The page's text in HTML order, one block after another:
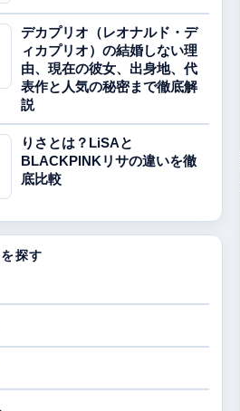
デカプリオ（レオナルド・デ
ィカプリオ）の結婚しない理
由、現在の彼女、出身地、代
表作と人気の秘密まで徹底解
説
りさとは？LiSAと
BLACKPINKリサの違いを徹
底比較
探す